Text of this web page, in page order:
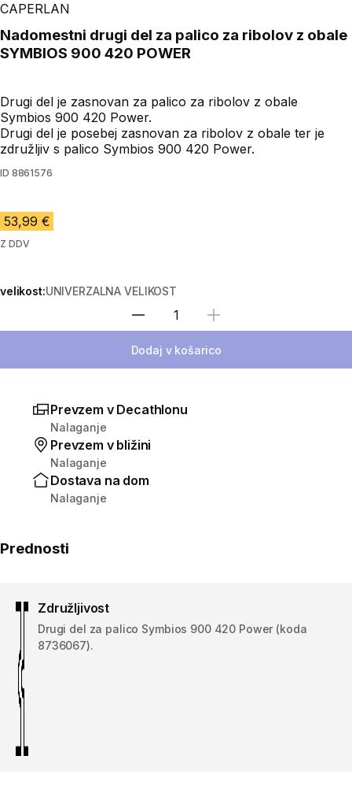
CAPERLAN
Nadomestni drugi del za palico za ribolov z obale
SYMBIOS 900 420 POWER
Drugi del je zasnovan za palico za ribolov z obale
Symbios 900 420 Power.
Drugi del je posebej zasnovan za ribolov z obale ter je
združljiv s palico Symbios 900 420 Power.
ID 8861576
53,99 €
Z DDV
velikost:UNIVERZALNA VELIKOST
Izberite količino
Dodaj v košarico
Prevzem v Decathlonu
Nalaganje
Prevzem v bližini
Nalaganje
Dostava na dom
Nalaganje
Prednosti
Združljivost
Drugi del za palico Symbios 900 420 Power (koda
8736067).